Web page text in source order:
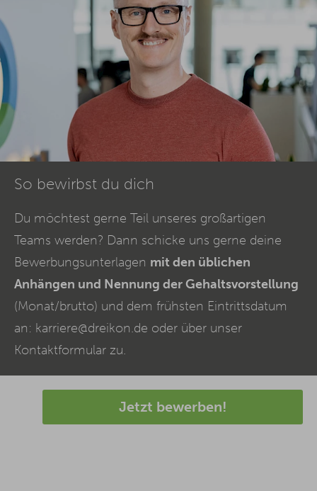
So bewirbst du dich
Du möchtest gerne Teil unseres großartigen
Teams werden? Dann schicke uns gerne deine
Bewerbungsunterlagen mit den üblichen
Anhängen und Nennung der Gehaltsvorstellung
(Monat/brutto) und dem frühsten Eintrittsdatum
an: karriere@dreikon.de oder über unser
Kontaktformular zu.
Jetzt bewerben!